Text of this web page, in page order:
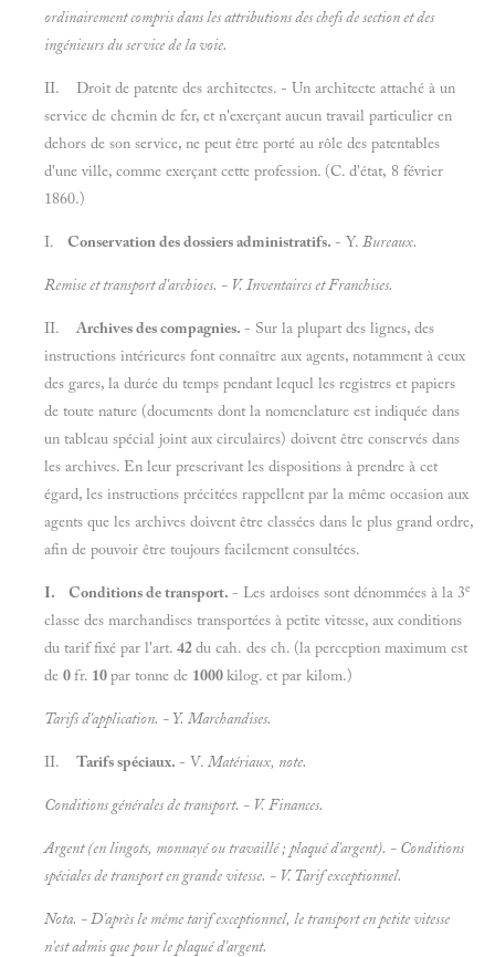
ordinairement compris dans les attributions des chefs de section et des
ingénieurs du service de la voie.
II. Droit de patente des architectes. - Un architecte attaché à un
service de chemin de fer, et n'exerçant aucun travail particulier en
dehors de son service, ne peut être porté au rôle des patentables
d'une ville, comme exerçant cette profession. (C. d'état, 8 février
1860.)
I. Conservation des dossiers administratifs. - Y. Bureaux.
Remise et transport d'archioes. - V.Inventaires etFranchises.
II.Archives des compagnies. - Sur la plupart des lignes, des
instructions intérieures font connaître aux agents, notamment à ceux
des gares, la durée du temps pendant lequel les registres et papiers
de toute nature (documents dont la nomenclature est indiquée dans
un tableau spécial joint aux circulaires) doivent être conservés dans
les archives. En leur prescrivant les dispositions à prendre à cet
égard, les instructions précitées rappellent par la même occasion aux
agents que les archives doivent être classées dans le plus grand ordre,
afin de pouvoir être toujours facilement consultées.
I. Conditions de transport. - Les ardoises sont dénommées à la 3e
classe des marchandises transportées à petite vitesse, aux conditions
du tarif fixé par l'art. 42du cah. des ch. (la perception maximum est
de 0fr. 10par tonne de 1000kilog. et par kilom.)
Tarifs d'application. - Y. Marchandises.
II. Tarifs spéciaux. - V. Matériaux, note.
Conditions générales de transport. - V.Finances.
Argent (enlingots, monnayé outravaillé ; plaqué d'argent). - Conditions
spéciales de transport en grande vitesse. - V.Tarif exceptionnel.
Nota. - D'après le même tarif exceptionnel, le transport en petite vitesse
n'est admis que pour le plaqué d'argent.